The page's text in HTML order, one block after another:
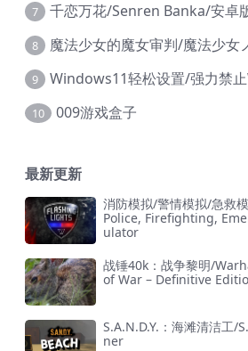
7 千恋万花/Senren Banka/安卓
8 魔法少女的魔女审判/魔法少女
9 Windows11轻松设置/强力禁
10 009游戏盒子
最新更新
消防模拟/警情模拟/急救
Police, Firefighting,
ulator
战锤40k：战争黎明/
of War – Definitive
S.A.N.D.Y.：海滩清洁工/
ner